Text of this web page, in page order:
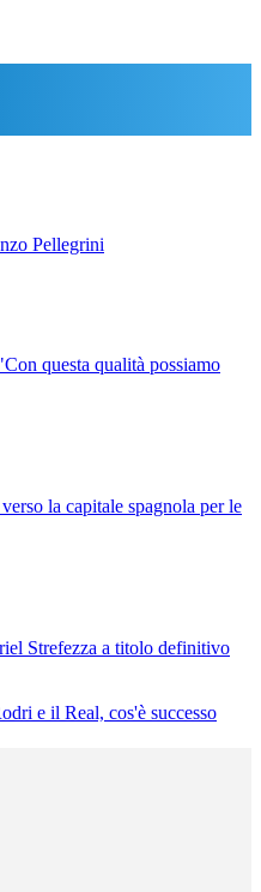
Pellegrini
questa qualità possiamo
la capitale spagnola per le
Strefezza a titolo definitivo
e il Real, cos'è successo